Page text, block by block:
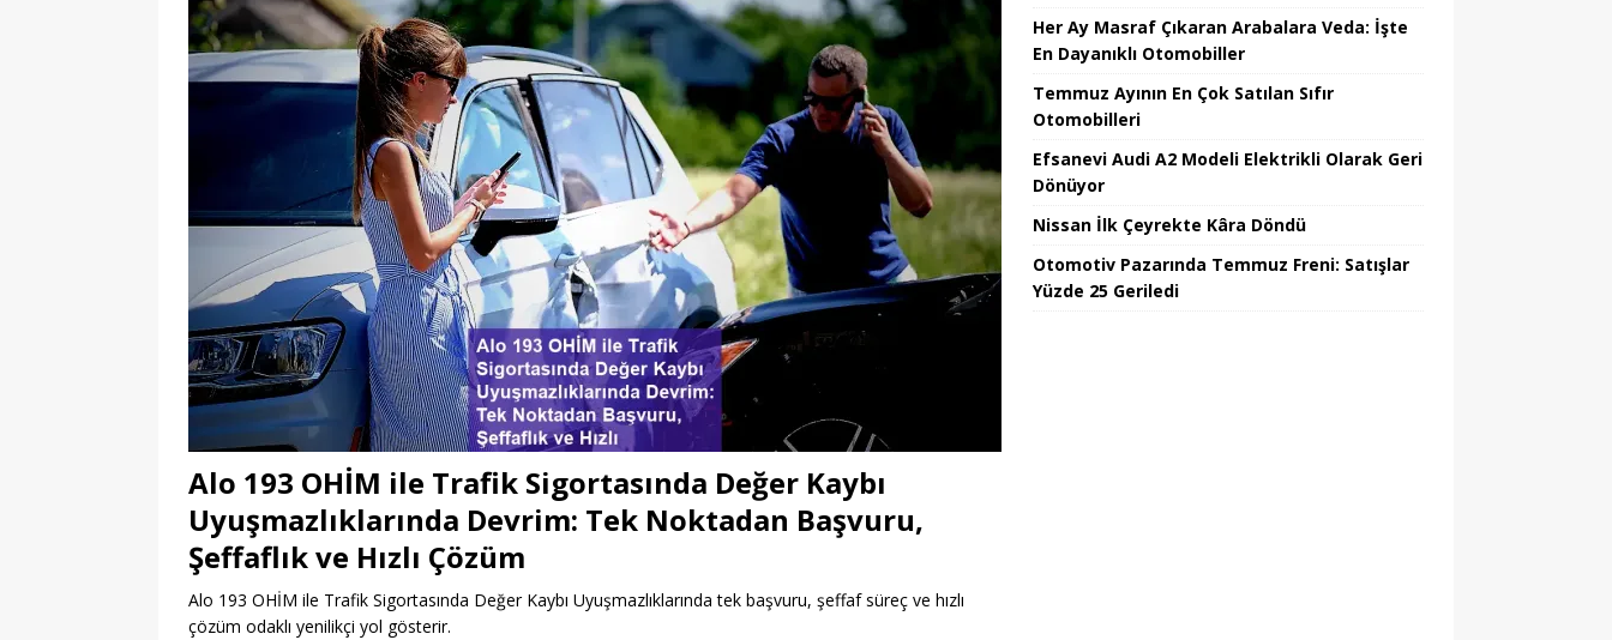
Alo 193 OHİM ile Trafik Sigortasında Değer Kaybı
Uyuşmazlıklarında Devrim: Tek Noktadan Başvuru,
Şeffaflık ve Hızlı Çözüm
Alo 193 OHİM ile Trafik Sigortasında Değer Kaybı Uyuşmazlıklarında tek başvuru, şeffaf süreç ve hızlı
çözüm odaklı yenilikçi yol gösterir.
Her Ay Masraf Çıkaran Arabalara Veda: İşte
En Dayanıklı Otomobiller
Temmuz Ayının En Çok Satılan Sıfır
Otomobilleri
Efsanevi Audi A2 Modeli Elektrikli Olarak Geri
Dönüyor
Nissan İlk Çeyrekte Kâra Döndü
Otomotiv Pazarında Temmuz Freni: Satışlar
Yüzde 25 Geriledi